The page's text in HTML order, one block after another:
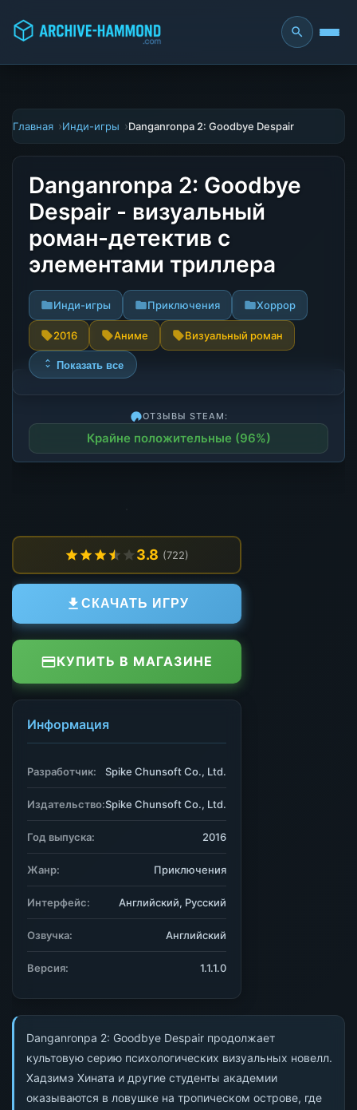
Главная Инди-игры Danganronpa 2: Goodbye Despair
Danganronpa 2: Goodbye
Despair - визуальный
роман-детектив с
элементами триллера
Инди-игры Приключения Хоррор
2016 Аниме Визуальный роман
Показать все
ОТЗЫВЫ STEAM:
Крайне положительные (96%)
Danganronpa 2: Goodbye Despair продолжает
культовую серию психологических визуальных новелл.
Хадзимэ Хината и другие студенты академии
оказываются в ловушке на тропическом острове, где
3.8 (722)
СКАЧАТЬ ИГРУ
КУПИТЬ В МАГАЗИНЕ
Информация
Разработчик: Spike Chunsoft Co., Ltd.
Издательство:Spike Chunsoft Co., Ltd.
Год выпуска: 2016
Жанр: Приключения
Интерфейс: Английский, Русский
Озвучка: Английский
Версия: 1.1.1.0